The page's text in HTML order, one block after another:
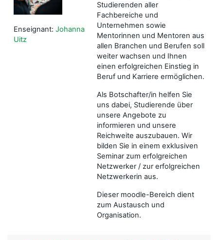
Studierenden aller
Fachbereiche und
Unternehmen sowie
Mentorinnen und Mentoren aus
allen Branchen und Berufen soll
weiter wachsen und Ihnen
einen erfolgreichen Einstieg in
Beruf und Karriere ermöglichen.
Als Botschafter/in helfen Sie
uns dabei, Studierende über
unsere Angebote zu
informieren und unsere
Reichweite auszubauen. Wir
bilden Sie in einem exklusiven
Seminar zum erfolgreichen
Netzwerker / zur erfolgreichen
Netzwerkerin aus.
Dieser moodle-Bereich dient
zum Austausch und
Organisation.
Enseignant: Johanna
Uitz